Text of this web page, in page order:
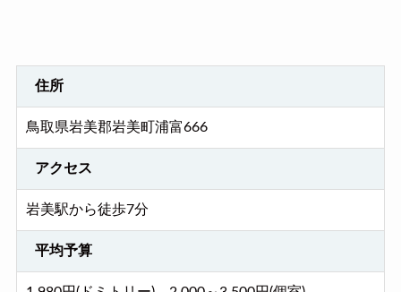
住所
鳥取県岩美郡岩美町浦富666
アクセス
岩美駅から徒歩7分
平均予算